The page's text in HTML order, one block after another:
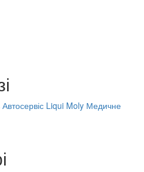
Автосервіс Liqui Moly Медичне